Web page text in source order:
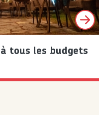
tous les budgets